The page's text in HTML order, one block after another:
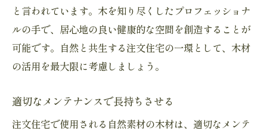
と言われています。木を知り尽くしたプロフェッショナ
ルの手で、居心地の良い健康的な空間を創造することが
可能です。自然と共生する注文住宅の一環として、木材
の活用を最大限に考慮しましょう。
適切なメンテナンスで長持ちさせる
注文住宅で使用される自然素材の木材は、適切なメンテ